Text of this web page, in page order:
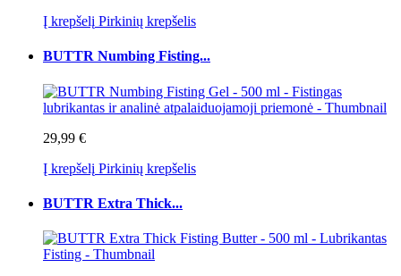
Į krepšelį Pirkinių krepšelis
BUTTR Numbing Fisting...
29,99 €
Į krepšelį Pirkinių krepšelis
BUTTR Extra Thick...